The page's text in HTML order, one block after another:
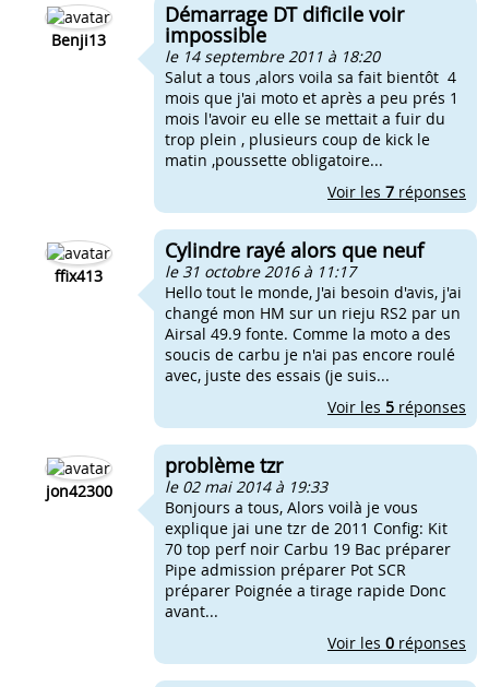
Benji13
Démarrage DT dificile voir
impossible
le 14 septembre 2011 à 18:20
Salut a tous ,alors voila sa fait bientôt 4
mois que j'ai moto et après a peu prés 1
mois l'avoir eu elle se mettait a fuir du
trop plein , plusieurs coup de kick le
matin ,poussette obligatoire...
Voir les 7 réponses
ffix413
Cylindre rayé alors que neuf
le 31 octobre 2016 à 11:17
Hello tout le monde, J'ai besoin d'avis, j'ai
changé mon HM sur un rieju RS2 par un
Airsal 49.9 fonte. Comme la moto a des
soucis de carbu je n'ai pas encore roulé
avec, juste des essais (je suis...
Voir les 5 réponses
jon42300
problème tzr
le 02 mai 2014 à 19:33
Bonjours a tous, Alors voilà je vous
explique jai une tzr de 2011 Config: Kit
70 top perf noir Carbu 19 Bac préparer
Pipe admission préparer Pot SCR
préparer Poignée a tirage rapide Donc
avant...
Voir les 0 réponses